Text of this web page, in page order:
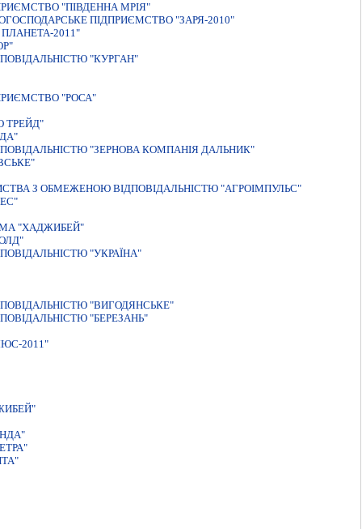
"ПIВДЕННА МРIЯ"
ПIДПРИЄМСТВО "ЗАРЯ-2010"
2011"
"КУРГАН"
"РОСА"
ТРЕЙД"
"ЗЕРНОВА КОМПАНIЯ ДАЛЬНИК"
З ОБМЕЖЕНОЮ ВІДПОВІДАЛЬНІСТЮ "АГРОІМПУЛЬС"
"ХАДЖИБЕЙ"
"УКРАЇНА"
"ВИГОДЯНСЬКЕ"
"БЕРЕЗАНЬ"
2011"